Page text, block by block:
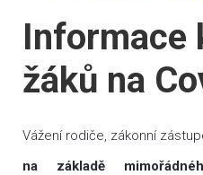
Informace
žáků na
Vážení rodiče, zákonní
na základě